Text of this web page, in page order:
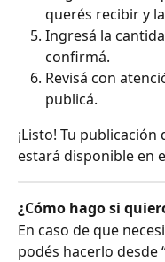
querés recibir y
Ingresá la
confirmá.
Revisá con
publicá.
¡Listo! Tu
estará disponible en
¿Cómo hago si
En caso de que
podés hacerlo desde